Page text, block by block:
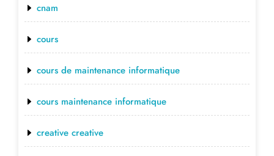
cnam
cours
cours de maintenance informatique
cours maintenance informatique
creative creative